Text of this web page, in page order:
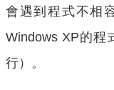
會遇到程式不相
Windows XP的程
行）。